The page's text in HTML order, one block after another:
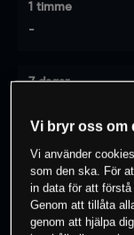
1 timme
-
7 dagar
0% av
instrument
Vi bryr oss om
Vi använder
som den ska. För
in data för att förstå
Genom att tillåta
genom att hjälpa